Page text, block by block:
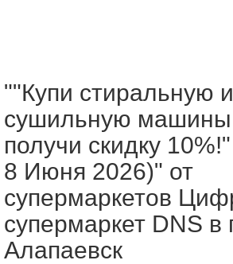
""Купи стиральную и
сушильную
получи скидку
8 Июня 2026)" от
супермаркетов
супермаркет DNS в
Алапаевск